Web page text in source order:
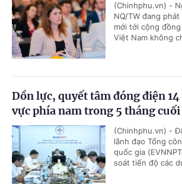
(Chinhphu.vn) -
NQ/TW đang
mới tới cộng
Việt Nam không
Dồn lực, quyết tâm đóng điện
vực phía nam trong 5 tháng
(Chinhphu.vn) -
lãnh đạo Tổng
quốc gia
soát tiến độ các